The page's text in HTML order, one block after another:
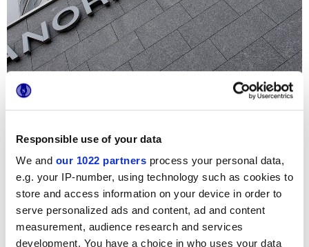
Responsible use of your data
We and our 1022 partners process your personal data,
e.g. your IP-number, using technology such as cookies to
store and access information on your device in order to
serve personalized ads and content, ad and content
measurement, audience research and services
development. You have a choice in who uses your data
ür das neue 4-Sterne-Hotel in Dornbirn hat die berühmte
Sheraton-Kette die eleganten Fliesen der KollektionMatrix
gewählt: Der reizvolle, authentische Charakter dieser
Keramik in Steinoptik wird zum Hingucker im
Wellnessbereich, sowohl im Innen- als auch im
Außenbereich. In der extrastarken Ausführung ist Matrix
Beige auch im Außenbereit eine gute Lösung. Sie sorgt für